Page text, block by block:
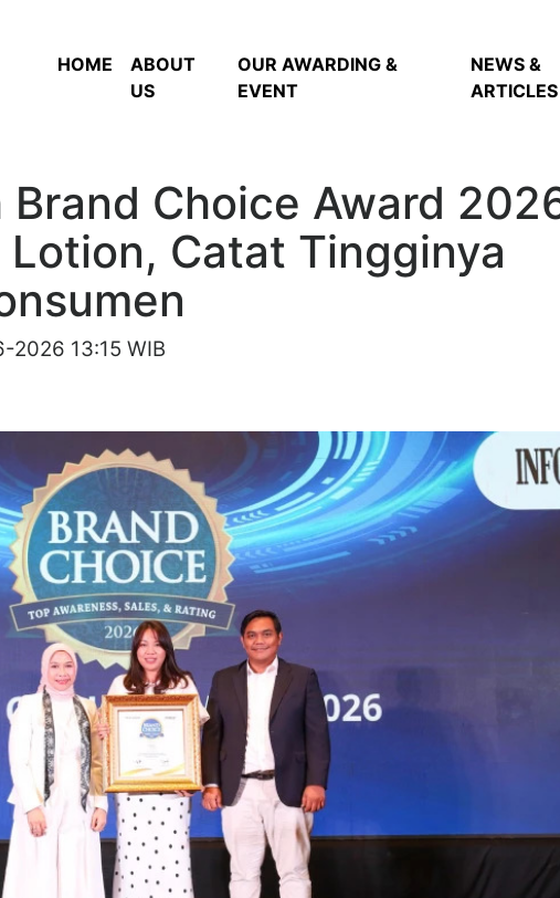
HOME
ABOUT
US
OUR AWARDING &
EVENT
NEWS &
ARTICLES
Brand Choice Award
Catat Tingginya
2026 13:15 WIB